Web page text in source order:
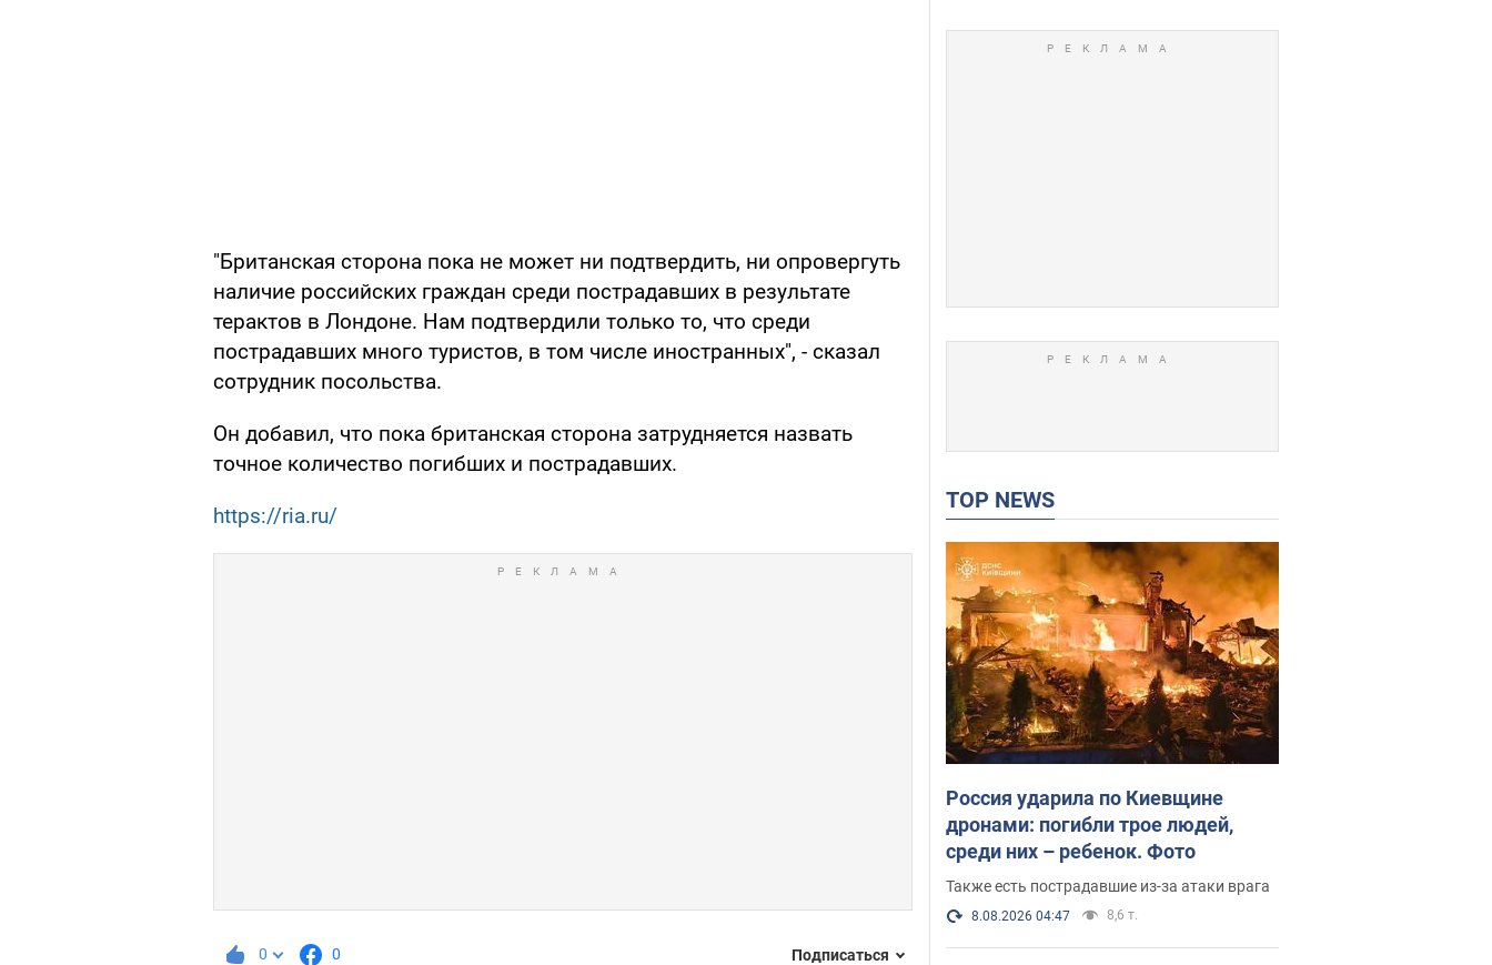
"Британская сторона пока не может ни подтвердить, ни опровергуть
наличие российских граждан среди пострадавших в результате
терактов в Лондоне. Нам подтвердили только то, что среди
пострадавших много туристов, в том числе иностранных", - сказал
сотрудник посольства.
Он добавил, что пока британская сторона затрудняется назвать
точное количество погибших и пострадавших.
https://ria.ru/
0 0 Подписаться
TOP NEWS
Россия ударила по Киевщине
дронами: погибли трое людей,
среди них – ребенок. Фото
Также есть пострадавшие из-за атаки врага
8.08.2026 04:47 8,6 т.